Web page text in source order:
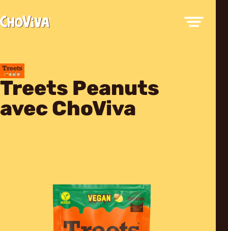
Treets Peanuts
avec ChoViva